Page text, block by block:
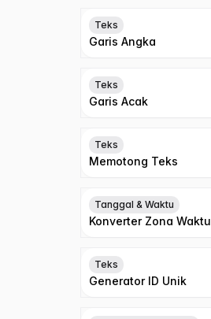
Teks
Garis Angka
Teks
Garis Acak
Teks
Memotong Teks
Tanggal & Waktu
Konverter Zona Waktu
Teks
Generator ID Unik